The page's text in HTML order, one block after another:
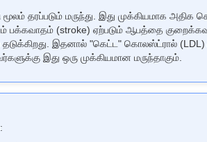
மூலம் தரப்படும் மருந்து. இது முக்கியமாக
(stroke) ஏற்படும் ஆபத்தை
இதனால் "கெட்ட" கொலஸ்ட்ரால்
இது ஒரு முக்கியமான மருந்தாகும்.